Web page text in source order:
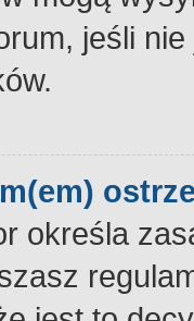
jeśli
określa